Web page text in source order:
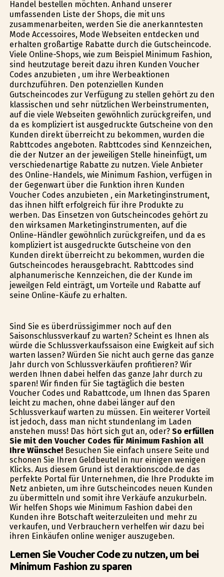
Handel bestellen möchten. Anhand unserer
umfassenden Liste der Shops, die mit uns
zusammenarbeiten, werden Sie die anerkanntesten
Mode Accessoires, Mode Webseiten entdecken und
erhalten großartige Rabatte durch die Gutscheincode.
Viele Online-Shops, wie zum Beispiel Minimum Fashion,
sind heutzutage bereit dazu ihren Kunden Voucher
Codes anzubieten , um ihre Werbeaktionen
durchzuführen. Den potenziellen Kunden
Gutscheincodes zur Verfügung zu stellen gehört zu den
klassischen und sehr nützlichen Werbeinstrumenten,
auf die viele Webseiten gewöhnlich zurückgreifen, und
da es kompliziert ist ausgedruckte Gutscheine von den
Kunden direkt überreicht zu bekommen, wurden die
Rabttcodes angeboten. Rabttcodes sind Kennzeichen,
die der Nutzer an der jeweiligen Stelle hineinfügt, um
verschiedenartige Rabatte zu nutzen. Viele Anbieter
des Online-Handels, wie Minimum Fashion, verfügen in
der Gegenwart über die Funktion ihren Kunden
Voucher Codes anzubieten , ein Marketinginstrument,
das ihnen hilft erfolgreich für ihre Produkte zu
werben. Das Einsetzen von Gutscheincodes gehört zu
den wirksamen Marketinginstrumenten, auf die
Online-Händler gewöhnlich zurückgreifen, und da es
kompliziert ist ausgedruckte Gutscheine von den
Kunden direkt überreicht zu bekommen, wurden die
Gutscheincodes herausgebracht. Rabttcodes sind
alphanumerische Kennzeichen, die der Kunde im
jeweilgen Feld einträgt, um Vorteile und Rabatte auf
seine Online-Käufe zu erhalten.
Sind Sie es überdrüssigimmer noch auf den
Saisonschlussverkauf zu warten? Scheint es Ihnen als
würde die Schlussverkaufssaison eine Ewigkeit auf sich
warten lassen? Würden Sie nicht auch gerne das ganze
Jahr durch von Schlussverkäufen profitieren? Wir
werden Ihnen dabei helfen das ganze Jahr durch zu
sparen! Wir finden für Sie tagtäglich die besten
Voucher Codes und Rabattcode, um Ihnen das Sparen
leicht zu machen, ohne dabei länger auf den
Schlussverkauf warten zu müssen. Ein weiterer Vorteil
ist jedoch, dass man nicht stundenlang im Laden
anstehen muss! Das hört sich gut an, oder? So erfüllen
Sie mit den Voucher Codes für Minimum Fashion all
Ihre Wünsche!Besuchen Sie einfach unsere Seite und
schonen Sie Ihren Geldbeutel in nur einigen wenigen
Klicks. Aus diesem Grund ist deraktionscode.de das
perfekte Portal für Unternehmen, die Ihre Produkte im
Netz anbieten, um ihre Gutscheincodes neuen Kunden
zu übermitteln und somit ihre Verkäufe anzukurbeln.
Wir helfen Shops wie Minimum Fashion dabei den
Kunden ihre Botschaft weiterzuleiten und mehr zu
verkaufen, und Verbrauchern verhelfen wir dazu bei
ihren Einkäufen online weniger auszugeben.
Lernen Sie Voucher Code zu nutzen, um bei
Minimum Fashion zu sparen